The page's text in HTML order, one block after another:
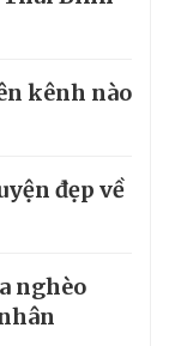
kênh nào
đẹp về
nghèo